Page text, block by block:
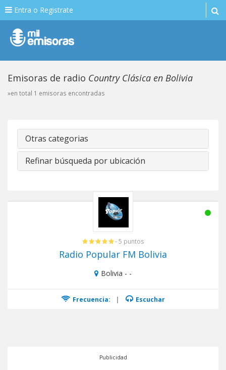
Entra o Registrate
Emisoras de radio Country Clásica en Bolivia
»en total 1 emisoras encontradas
Otras categorias
Refinar búsqueda por ubicación
- 5 puntos
Radio Popular FM Bolivia
Bolivia - -
Frecuencia: | Escuchar
Publicidad